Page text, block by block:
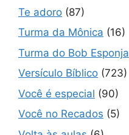
Te adoro (87)
Turma da Mônica (16)
Turma do Bob Esponja
Versículo Bíblico (723)
Você é especial (90)
Você no Recados (5)